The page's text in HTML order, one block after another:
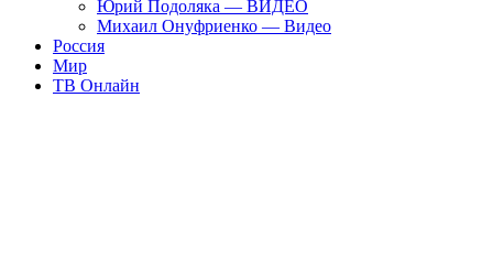
Юрий Подоляка — ВИДЕО
Михаил Онуфриенко — Видео
Россия
Мир
ТВ Онлайн